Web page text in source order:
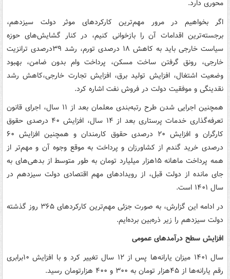
محوری دارد.
اگر بخواهیم در مرور مهم‌ترین کارکردهای موثر دولت سیزدهم،
برجسته‌ترین اقدامات آن را بازخوانی کنیم، در کنار گشایش‌های حوزه
سیاست خارجی باید به کاهش ۱۸ درصدی تورم، رشد ۳۹درصدی ترانزیت
خارجی، رونق گرفتن ساخت مسکن، پرداخت وام بدون ضامن، بهبود
وضعیت اشتغال، افزایش تولید برق، افزایش تجارت خارجی،کاهش رشد
نقدینگی و موفقیت دولت در فروش نفت اشاره کرد.
همچنین اجرایی شدن طرح رتبه‌بندی معلمان بعد از ۱۱ سال، اجرای قانون
تعرفه‌گذاری خدمات پرستاری بعد از ۱۴ سال، افزایش ۴۰ درصدی حقوق
کارگران و افزایش ۲۰ درصدی حقوق کارمندان و همچنین افزایش ۶۰
درصدی خرید گندم از کشاورزان و پرداخت به موقع وجوه آن و مهم‌تر از
همه پرداخت ماهانه ۱۵هزار میلیارد تومان به طور متوسط از بدهی‌های به
جای مانده از دولت قبل، از رویدادهای مهم اقتصادی دولت سیزدهم در
سال ۱۴۰۱ است.
در ادامه این گزارش، به صورت جزئی مهم‌ترین کارکردهای ۳۶۵ روز گذشته
دولت سیزدهم را زیر ذره‌بین برده‌ایم.
افزایش سطح درآمدهای عمومی
سال ۱۴۰۱ میزان یارانه‌ها پس از ۱۲ سال تغییر کرد و با افزایش ۱۰برابری
رقم یارانه‌ها از ۴۵هزار تومان به ۳۰۰ و ۴۰۰ هزارتومان رسید.